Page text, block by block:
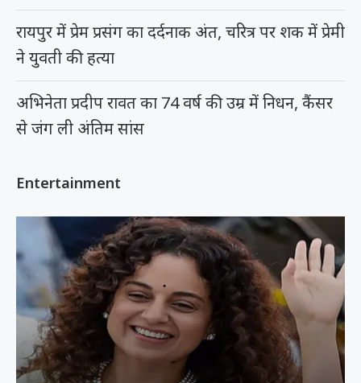
रायपुर में प्रेम प्रसंग का दर्दनाक अंत, चरित्र पर शक में प्रेमी
ने युवती की हत्या
अभिनेता प्रदीप रावत का 74 वर्ष की उम्र में निधन, कैंसर
से जंग ली अंतिम सांस
Entertainment